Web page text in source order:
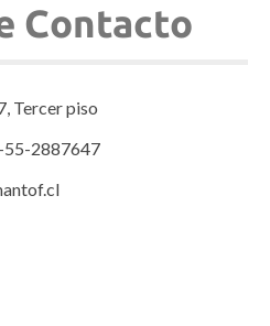
Contacto
Tercer piso
2887647